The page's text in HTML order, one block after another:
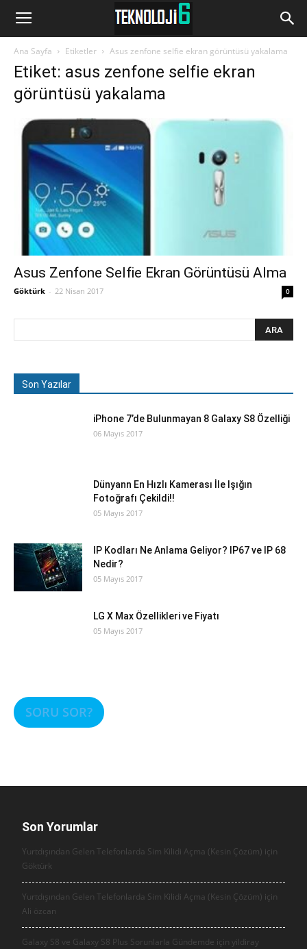
www.Teknoloji6.com
Ana Sayfa Etiketler Asus zenfone selfie ekran görüntüsü yakalama
Etiket: asus zenfone selfie ekran
görüntüsü yakalama
Asus Zenfone Selfie Ekran Görüntüsü Alma
Göktürk - 22 Nisan 2017 0
Son Yazılar
iPhone 7’de Bulunmayan 8 Galaxy S8 Özelliği
06 Mayıs 2017
Dünyann En Hızlı Kamerası İle Işığın
Fotoğrafı Çekildi!!
05 Mayıs 2017
IP Kodları Ne Anlama Geliyor? IP67 ve IP 68
Nedir?
05 Mayıs 2017
LG X Max Özellikleri ve Fiyatı
05 Mayıs 2017
SORU SOR?
Son Yorumlar
Yurtdışından Gelen Telefonlarda Sim Kilidi Açma (Kesin Çözüm) için
Göktürk
Yurtdışından Gelen Telefonlarda Sim Kilidi Açma (Kesin Çözüm) için
Ali özcan
Galaxy S8 ve Galaxy S8 Plus Sorunlarla Gündemde için yildiray